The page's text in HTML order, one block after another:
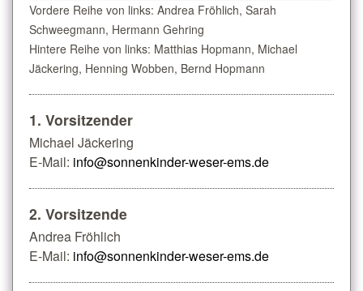
Vordere Reihe von links: Andrea Fröhlich, Sarah
Schweegmann, Hermann Gehring
Hintere Reihe von links: Matthias Hopmann, Michael
Jäckering, Henning Wobben, Bernd Hopmann
1. Vorsitzender
Michael Jäckering
E-Mail: info@sonnenkinder-weser-ems.de
2. Vorsitzende
Andrea Fröhlich
E-Mail: info@sonnenkinder-weser-ems.de